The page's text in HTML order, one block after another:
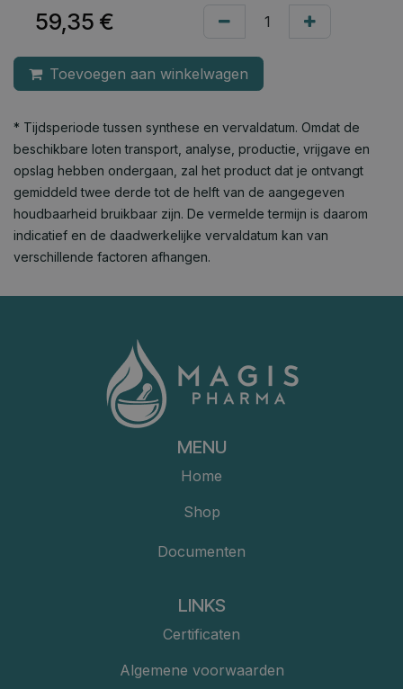
59,35 €
Toevoegen aan winkelwagen
* Tijdsperiode tussen synthese en vervaldatum. Omdat de
beschikbare loten transport, analyse, productie, vrijgave en
opslag hebben ondergaan, zal het product dat je ontvangt
gemiddeld twee derde tot de helft van de aangegeven
houdbaarheid bruikbaar zijn. De vermelde termijn is daarom
indicatief en de daadwerkelijke vervaldatum kan van
verschillende factoren afhangen.
MENU
Home
Shop
Documenten
LINKS
Certificaten
Algemene voorwaarden